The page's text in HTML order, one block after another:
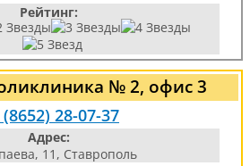
Рейтинг:
№ 2, офис 3
28-07-37
Адрес:
11, Ставрополь